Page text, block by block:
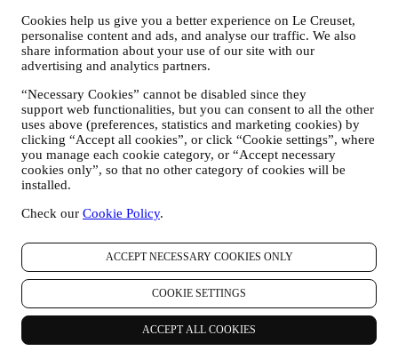
Cookies help us give you a better experience on Le Creuset,
personalise content and ads, and analyse our traffic. We also
share information about your use of our site with our
advertising and analytics partners.
“Necessary Cookies” cannot be disabled since they
support web functionalities, but you can consent to all the other
uses above (preferences, statistics and marketing cookies) by
clicking “Accept all cookies”, or click “Cookie settings”, where
you manage each cookie category, or “Accept necessary
cookies only”, so that no other category of cookies will be
installed.
Check our Cookie Policy.
ACCEPT NECESSARY COOKIES ONLY
COOKIE SETTINGS
ACCEPT ALL COOKIES
DU CLIENT.
Nous souhaitons utiliser vos données pour adapter nos
services et nos offres à vos besoins et préférences en vue de
vous proposer une expérience Le Creuset personnalisée. Nous
faisons cela en analysant par exemple vos habitudes ou vos
centres d’intérêt, en relation avec les produits les plus
consultés, votre interaction avec nous sur les réseaux sociaux,
les pages de notre Site web que vous visitez, le contenu de
nos offres qui retient votre attention. Pour ce faire, nous avons
principalement recours à des cookies et des technologies
similaires, et également grâce à vos données et à vos
communications marketing personnalisées. Nous utilisons ces
accorder l’accès à des contenus spécifiques, personnaliser le
contenu des offres que vous consultez sur le Site web ou, si
vous avez choisi de souscrire à nos communications
marketing, pour vous adresser des communications/ messages
pertinents dont nous sommes convaincus qu’ils pourraient
vous intéresser. Il n’y aura aucun autre effet. L’usage des
cookies est soumis à votre consentement. Si vous ne souhaitez